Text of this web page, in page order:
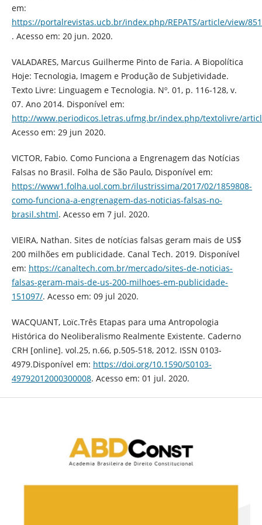
em:
https://portalrevistas.ucb.br/index.php/REPATS/article/view/
. Acesso em: 20 jun. 2020.
VALADARES, Marcus Guilherme Pinto de Faria. A Biopolítica
Hoje: Tecnologia, Imagem e Produção de Subjetividade.
Texto Livre: Linguagem e Tecnologia. Nº. 01, p. 116-128, v.
07. Ano 2014. Disponível em:
http://www.periodicos.letras.ufmg.br/index.php/textolivre/
Acesso em: 29 jun 2020.
VICTOR, Fabio. Como Funciona a Engrenagem das Notícias
Falsas no Brasil. Folha de São Paulo, Disponível em:
https://www1.folha.uol.com.br/ilustrissima/2017/02/1859808-
como-funciona-a-engrenagem-das-noticias-falsas-no-
brasil.shtml. Acesso em 7 jul. 2020.
VIEIRA, Nathan. Sites de notícias falsas geram mais de US$
200 milhões em publicidade. Canal Tech. 2019. Disponível
em: https://canaltech.com.br/mercado/sites-de-noticias-
falsas-geram-mais-de-us-200-milhoes-em-publicidade-
151097/. Acesso em: 09 jul 2020.
WACQUANT, Loïc.Três Etapas para uma Antropologia
Histórica do Neoliberalismo Realmente Existente. Caderno
CRH [online]. vol.25, n.66, p.505-518, 2012. ISSN 0103-
4979.Disponível em: https://doi.org/10.1590/S0103-
49792012000300008. Acesso em: 01 jul. 2020.